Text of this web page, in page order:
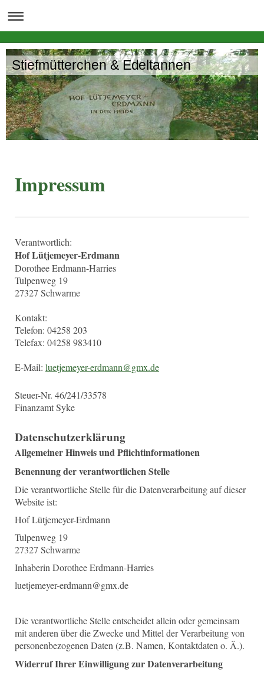
Stiefmütterchen & Edeltannen
Impressum
Verantwortlich:
Hof Lütjemeyer-Erdmann
Dorothee Erdmann-Harries
Tulpenweg 19
27327 Schwarme
Kontakt:
Telefon: 04258 203
Telefax: 04258 983410
E-Mail: luetjemeyer-erdmann@gmx.de
Steuer-Nr. 46/241/33578
Finanzamt Syke
Datenschutzerklärung
Allgemeiner Hinweis und Pflichtinformationen
Benennung der verantwortlichen Stelle
Die verantwortliche Stelle für die Datenverarbeitung auf dieser
Website ist:
Hof Lütjemeyer-Erdmann
Tulpenweg 19
27327 Schwarme
Inhaberin Dorothee Erdmann-Harries
luetjemeyer-erdmann@gmx.de
Die verantwortliche Stelle entscheidet allein oder gemeinsam
mit anderen über die Zwecke und Mittel der Verarbeitung von
personenbezogenen Daten (z.B. Namen, Kontaktdaten o. Ä.).
Widerruf Ihrer Einwilligung zur Datenverarbeitung